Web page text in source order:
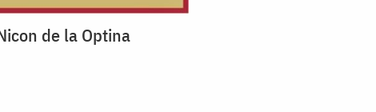
de la Optina